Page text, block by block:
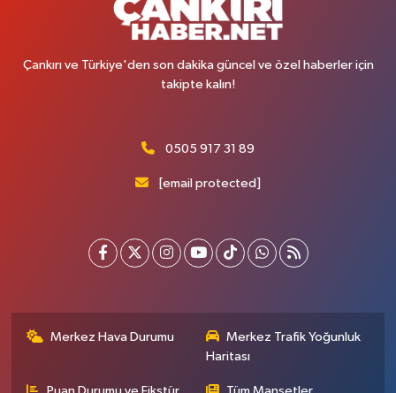
Çankırı ve Türkiye'den son dakika güncel ve özel haberler için
takipte kalın!
0505 917 31 89
[email protected]
Merkez Hava Durumu
Merkez Trafik Yoğunluk
Haritası